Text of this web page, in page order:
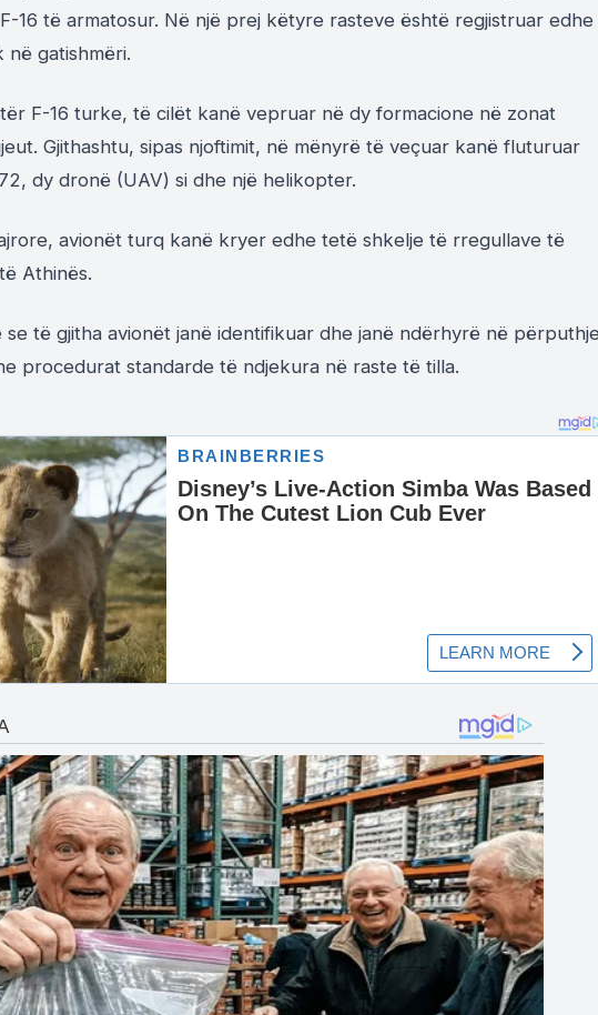
16 të armatosur. Në një prej këtyre rasteve është regjistruar edhe
në gatishmëri.
F-16 turke, të cilët kanë vepruar në dy formacione në zonat
Gjithashtu, sipas njoftimit, në mënyrë të veçuar kanë fluturuar
dy dronë (UAV) si dhe një helikopter.
avionët turq kanë kryer edhe tetë shkelje të rregullave të
Athinës.
të gjitha avionët janë identifikuar dhe janë ndërhyrë në
procedurat standarde të ndjekura në raste të tilla.